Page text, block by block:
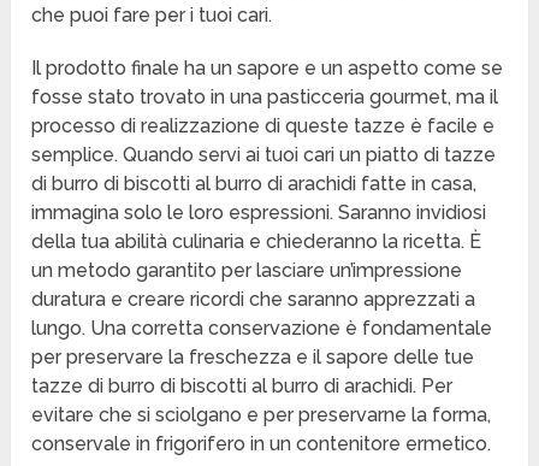
che puoi fare per i tuoi cari.
Il prodotto finale ha un sapore e un aspetto come se
fosse stato trovato in una pasticceria gourmet, ma il
processo di realizzazione di queste tazze è facile e
semplice. Quando servi ai tuoi cari un piatto di tazze
di burro di biscotti al burro di arachidi fatte in casa,
immagina solo le loro espressioni. Saranno invidiosi
della tua abilità culinaria e chiederanno la ricetta. È
un metodo garantito per lasciare un’impressione
duratura e creare ricordi che saranno apprezzati a
lungo. Una corretta conservazione è fondamentale
per preservare la freschezza e il sapore delle tue
tazze di burro di biscotti al burro di arachidi. Per
evitare che si sciolgano e per preservarne la forma,
conservale in frigorifero in un contenitore ermetico.